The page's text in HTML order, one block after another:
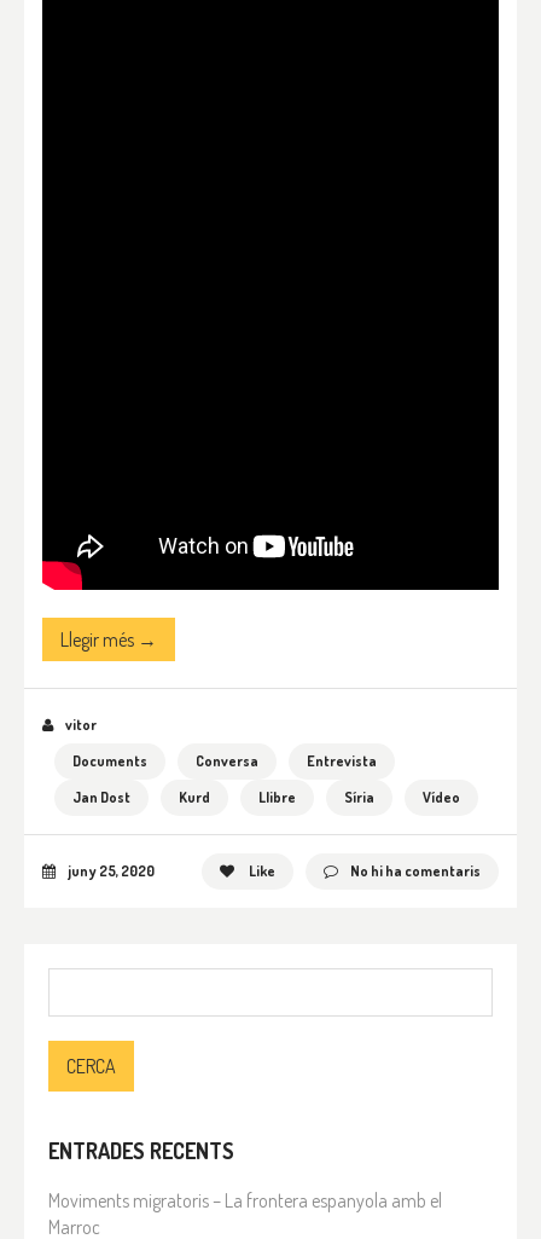
Llegir més →
vitor
Documents
Conversa
Entrevista
Jan Dost
Kurd Llibre Síria Vídeo
juny 25, 2020 Like No hi ha comentaris
ENTRADES RECENTS
Moviments migratoris – La frontera espanyola amb el
Marroc